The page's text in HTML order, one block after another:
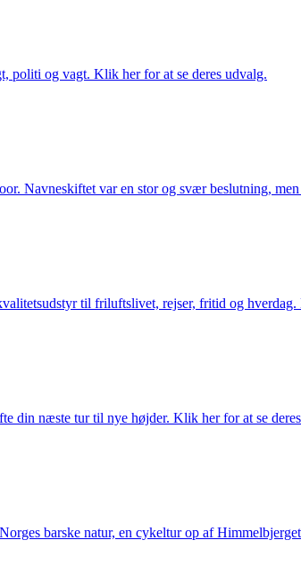
politi og vagt. Klik her for at se deres udvalg.
Navneskiftet var en stor og svær beslutning,
til friluftslivet, rejser, fritid og
din næste tur til nye højder. Klik her for at se
barske natur, en cykeltur op af